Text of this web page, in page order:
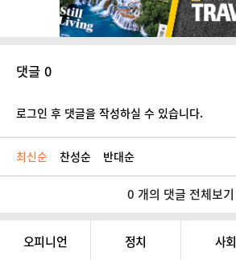
댓글 0
로그인 후 댓글을 작성하실 수 있습니다.
최신순 찬성순 반대순
0 개의 댓글 전체보기
오피니언 정치 사회